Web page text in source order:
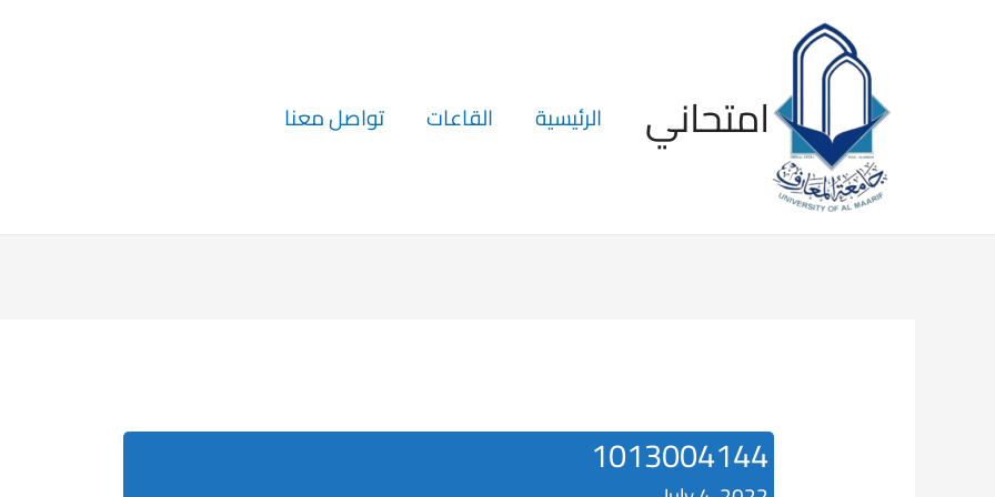
الرئيسية القاعات تواصل معنا امتحاني
1013004144